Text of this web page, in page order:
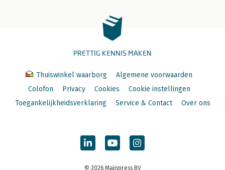
PRETTIG KENNIS MAKEN
Thuiswinkel waarborg
Algemene voorwaarden
Colofon
Privacy Cookies
Cookie instellingen
Toegankelijkheidsverklaring
Service & Contact Over ons
© 2026 Mainpress BV